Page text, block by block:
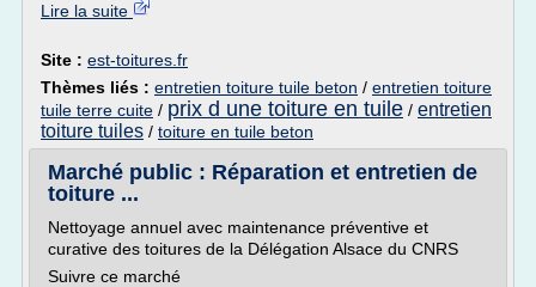
Lire la suite
Site : est-toitures.fr
Thèmes liés : entretien toiture tuile beton / entretien toiture
tuile terre cuite / prix d une toiture en tuile / entretien
toiture tuiles / toiture en tuile beton
Marché public : Réparation et entretien de
toiture ...
Nettoyage annuel avec maintenance préventive et
curative des toitures de la Délégation Alsace du CNRS
Suivre ce marché